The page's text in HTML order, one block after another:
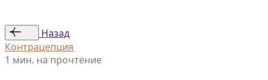
Назад
Контрацепция
1 мин. на прочтение